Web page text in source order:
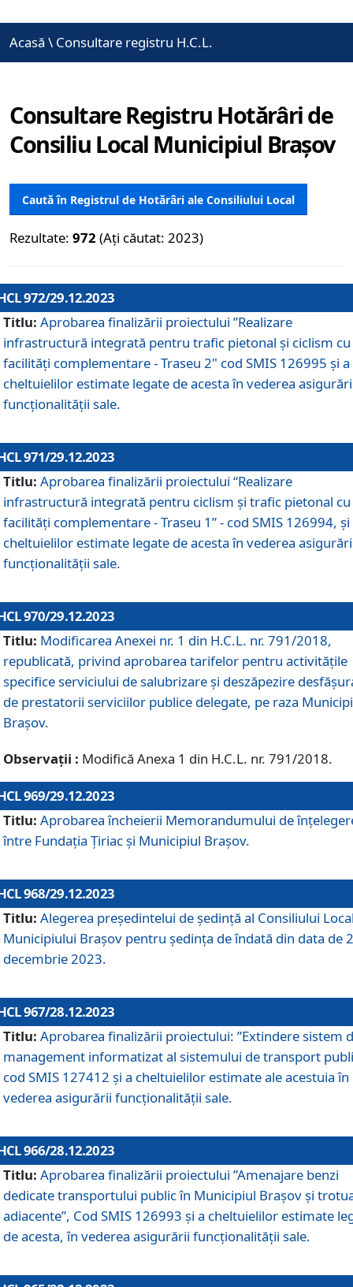
Acasă \ Consultare registru H.C.L.
Consultare Registru Hotărâri de
Consiliu Local Municipiul Brașov
Caută în Registrul de Hotărâri ale Consiliului Local
Rezultate: 972 (Ați căutat: 2023)
972/29.12.2023
Titlu: Aprobarea finalizării proiectului ”Realizare
infrastructură integrată pentru trafic pietonal și ciclism cu
facilități complementare - Traseu 2" cod SMIS 126995 și a
cheltuielilor estimate legate de acesta în vederea
funcționalității sale.
971/29.12.2023
Titlu: Aprobarea finalizării proiectului “Realizare
infrastructură integrată pentru ciclism şi trafic pietonal cu
facilităţi complementare - Traseu 1” - cod SMIS 126994, și
cheltuielilor estimate legate de acesta în vederea
funcționalității sale.
970/29.12.2023
Titlu: Modificarea Anexei nr. 1 din H.C.L. nr. 791/2018,
republicată, privind aprobarea tarifelor pentru activitățile
specifice serviciului de salubrizare și deszăpezire
de prestatorii serviciilor publice delegate, pe raza
Brașov.
Observații : Modifică Anexa 1 din H.C.L. nr. 791/2018.
969/29.12.2023
Titlu: Aprobarea încheierii Memorandumului de
între Fundația Țiriac și Municipiul Brașov.
968/29.12.2023
Titlu: Alegerea preşedintelui de şedinţă al Consiliului
Municipiului Braşov pentru ședința de îndată din data de
decembrie 2023.
967/28.12.2023
Titlu: Aprobarea finalizării proiectului: ”Extindere sistem
management informatizat al sistemului de transport
cod SMIS 127412 și a cheltuielilor estimate ale acestuia în
vederea asigurării funcționalității sale.
966/28.12.2023
Titlu: Aprobarea finalizării proiectului ”Amenajare benzi
dedicate transportului public în Municipiul Brașov şi
adiacente”, Cod SMIS 126993 și a cheltuielilor estimate
de acesta, în vederea asigurării funcționalității sale.